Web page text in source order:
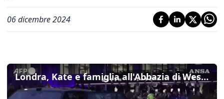
06 dicembre 2024
Londra, Kate e famiglia all'Abbazia di Westminster per i canti natalizi